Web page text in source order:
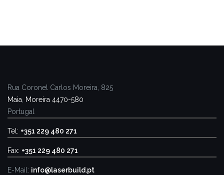
Rua Coronel Carlos Moreira, 825
Maia Moreira 4470-580
Portugal
Tel: +351 229 480 271
Fax: +351 229 480 271
E-Mail: info@laserbuild.pt